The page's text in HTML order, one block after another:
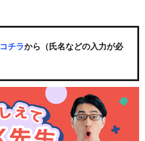
コチラから（氏名などの入力が必